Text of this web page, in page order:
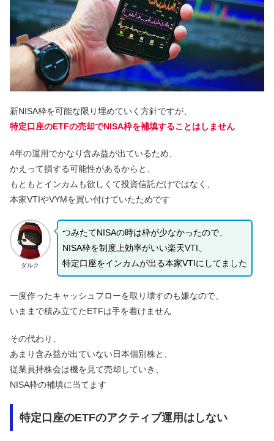
新NISA枠を可能な限り埋めていく方針ですが、
特定口座のETFの売却でNISA枠を補填することはしません
4年の運用でかなり含み益が出ているため、
かえって損する可能性があるからと、
もともとインカムも欲しくて投資信託だけではなく、
本家VTIやVYMを買い付けていたためです
ダルク
つみたてNISAの時は枠が少なかったので、
NISA枠を制度上効率がいい楽天VTI、
特定口座をインカムが出る本家VTIにしてました
一度作ったキャッシュフローを取り壊すのも嫌なので、
いままで積み立てたETFは手を着けません
その代わり、
あまり含み益が出ていない日本個別株と、
従業員持株会は機を見て売却していき、
NISA枠の補填に当てます
特定口座のETFのアクティブ運用はしない